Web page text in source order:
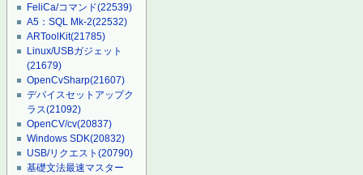
FeliCa/コマンド(22539)
A5：SQL Mk-2(22532)
ARToolKit(21785)
Linux/USBガジェット
(21679)
OpenCvSharp(21607)
デバイスセットアップク
ラス(21092)
OpenCV/cv(20837)
Windows SDK(20832)
USB/リクエスト(20790)
基礎文法最速マスター